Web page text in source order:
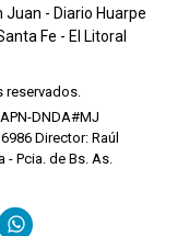
Juan - Diario Huarpe
Fe - El Litoral
reservados.
DNDA#MJ
6986 Director: Raúl
- Pcia. de Bs. As.